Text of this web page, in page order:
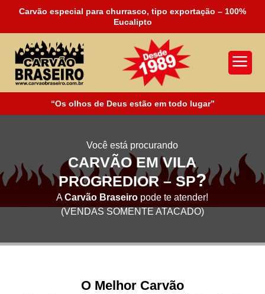
Carvão especial para churrasco, tipo exportação – 100%
Eucalipto
a
“Os olhos de Deus estão em todo lugar”
Você está procurando
CARVÃO EM VILA
PROGREDIOR – SP?
ACarvão Braseiro pode te atender!
(VENDAS SOMENTE ATACADO)
O Melhor Carvão